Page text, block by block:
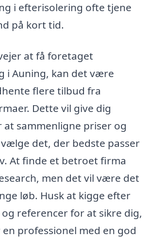
i efterisolering ofte tjene
på kort tid.
at få foretaget
i Auning, kan det være
flere tilbud fra
Dette vil give dig
sammenligne priser og
det, der bedste passer
At finde et betroet firma
men det vil være det
løb. Husk at kigge efter
referencer for at sikre dig,
professionel med en god